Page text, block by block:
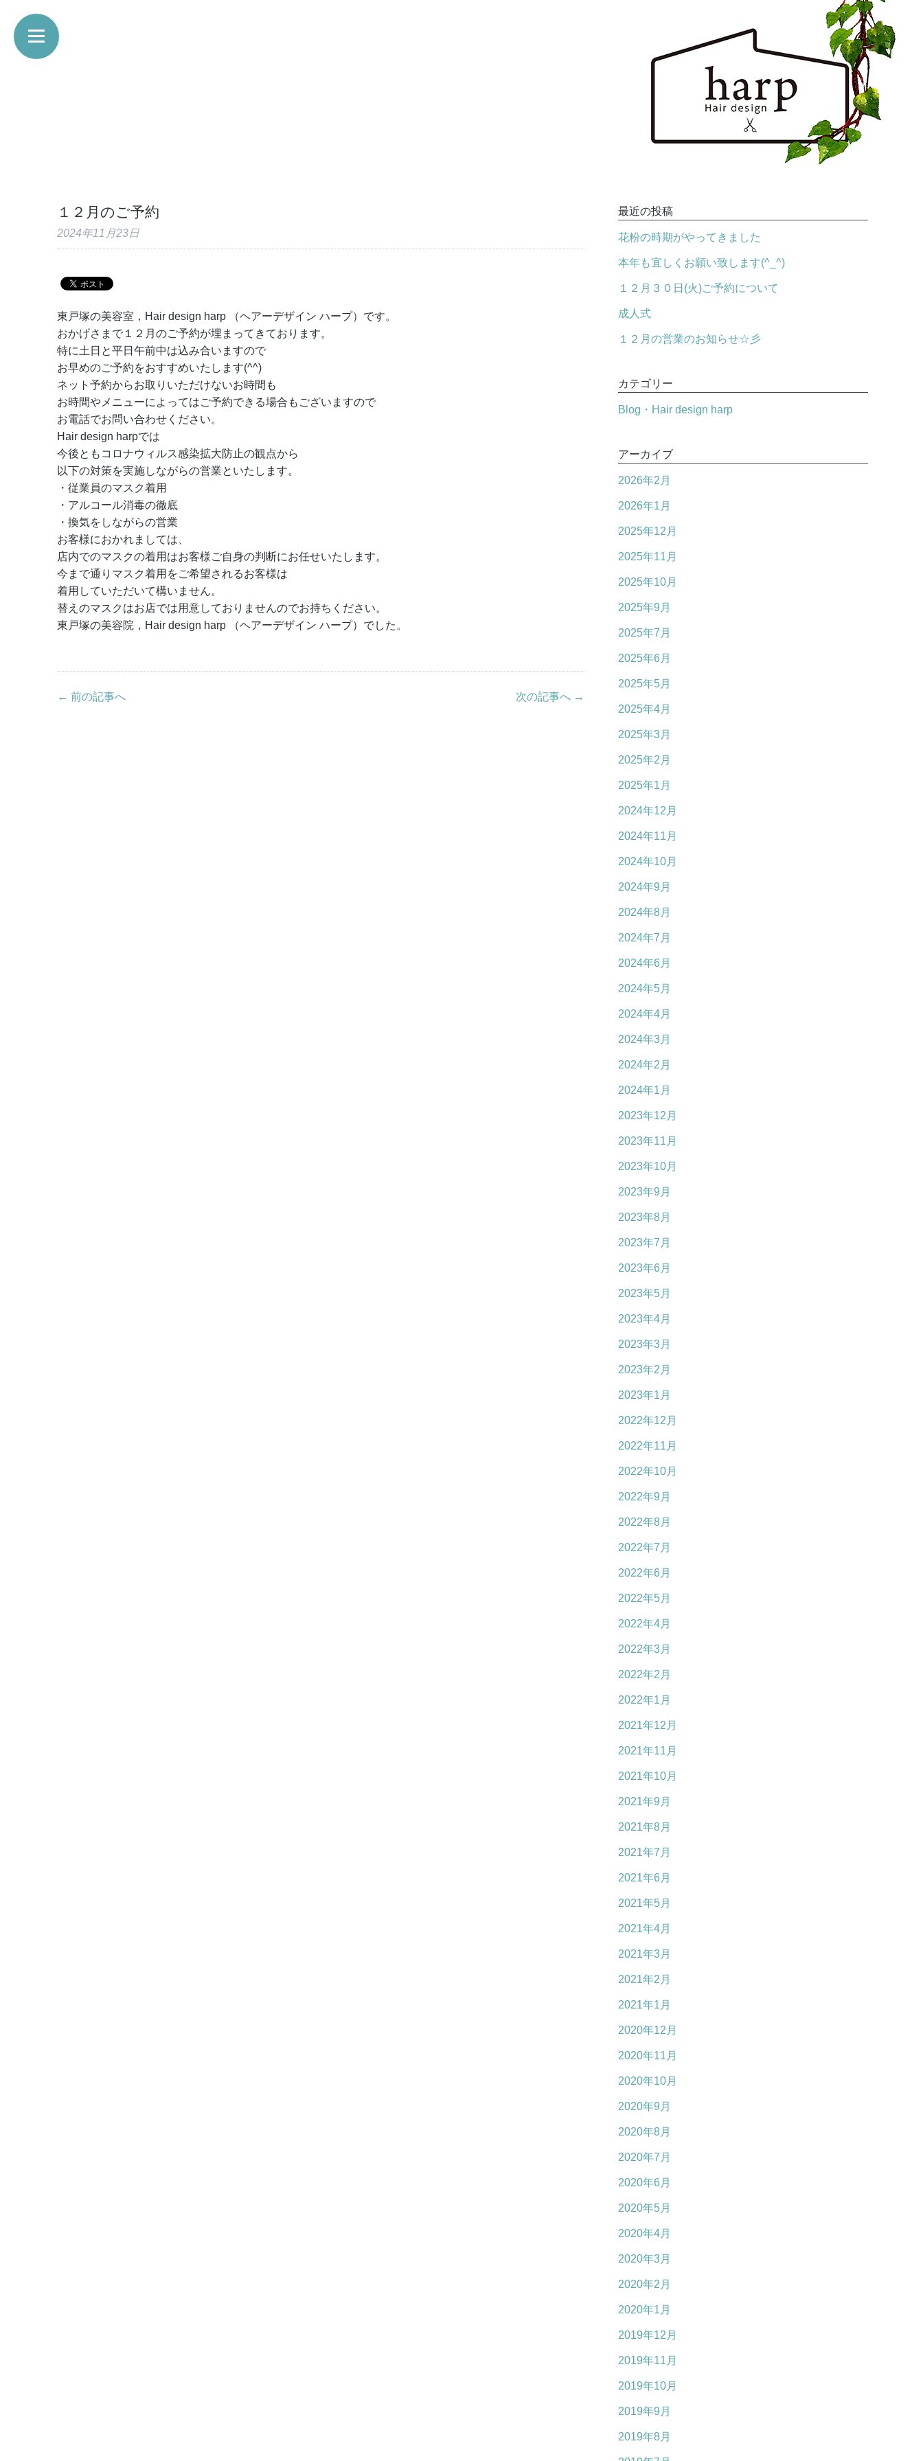
１２月のご予約
2024年11月23日
東戸塚の美容室，Hair design harp （ヘアーデザイン ハープ）です。
おかげさまで１２月のご予約が埋まってきております。
特に土日と平日午前中は込み合いますので
お早めのご予約をおすすめいたします(^^)
ネット予約からお取りいただけないお時間も
お時間やメニューによってはご予約できる場合もございますので
お電話でお問い合わせください。
Hair design harpでは
今後ともコロナウィルス感染拡大防止の観点から
以下の対策を実施しながらの営業といたします。
・従業員のマスク着用
・アルコール消毒の徹底
・換気をしながらの営業
お客様におかれましては、
店内でのマスクの着用はお客様ご自身の判断にお任せいたします。
今まで通りマスク着用をご希望されるお客様は
着用していただいて構いません。
替えのマスクはお店では用意しておりませんのでお持ちください。
東戸塚の美容院，Hair design harp （ヘアーデザイン ハープ）でした。
← 前の記事へ 次の記事へ →
最近の投稿
花粉の時期がやってきました
本年も宜しくお願い致します(^_^)
１２月３０日(火)ご予約について
成人式
１２月の営業のお知らせ☆彡
カテゴリー
Blog・Hair design harp
アーカイブ
2026年2月
2026年1月
2025年12月
2025年11月
2025年10月
2025年9月
2025年7月
2025年6月
2025年5月
2025年4月
2025年3月
2025年2月
2025年1月
2024年12月
2024年11月
2024年10月
2024年9月
2024年8月
2024年7月
2024年6月
2024年5月
2024年4月
2024年3月
2024年2月
2024年1月
2023年12月
2023年11月
2023年10月
2023年9月
2023年8月
2023年7月
2023年6月
2023年5月
2023年4月
2023年3月
2023年2月
2023年1月
2022年12月
2022年11月
2022年10月
2022年9月
2022年8月
2022年7月
2022年6月
2022年5月
2022年4月
2022年3月
2022年2月
2022年1月
2021年12月
2021年11月
2021年10月
2021年9月
2021年8月
2021年7月
2021年6月
2021年5月
2021年4月
2021年3月
2021年2月
2021年1月
2020年12月
2020年11月
2020年10月
2020年9月
2020年8月
2020年7月
2020年6月
2020年5月
2020年4月
2020年3月
2020年2月
2020年1月
2019年12月
2019年11月
2019年10月
2019年9月
2019年8月